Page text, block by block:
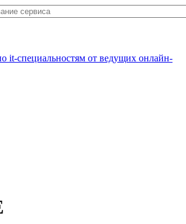
it-специальностям от ведущих онлайн-